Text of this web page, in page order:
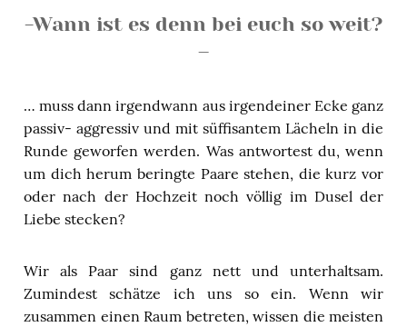
-Wann ist es denn bei euch so weit?
–
… muss dann irgendwann aus irgendeiner Ecke ganz
passiv- aggressiv und mit süffisantem Lächeln in die
Runde geworfen werden. Was antwortest du, wenn
um dich herum beringte Paare stehen, die kurz vor
oder nach der Hochzeit noch völlig im Dusel der
Liebe stecken?
Wir als Paar sind ganz nett und unterhaltsam.
Zumindest schätze ich uns so ein. Wenn wir
zusammen einen Raum betreten, wissen die meisten